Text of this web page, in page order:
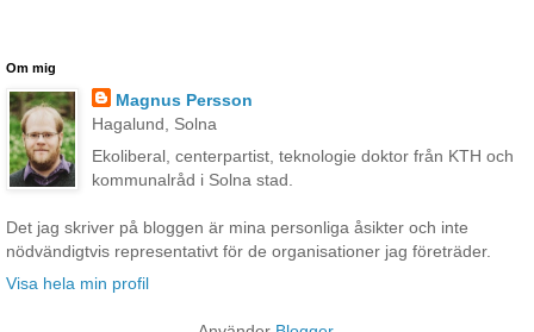
Om mig
Magnus Persson
Hagalund, Solna
Ekoliberal, centerpartist, teknologie doktor från KTH och
kommunalråd i Solna stad.
Det jag skriver på bloggen är mina personliga åsikter och inte
nödvändigtvis representativt för de organisationer jag företräder.
Visa hela min profil